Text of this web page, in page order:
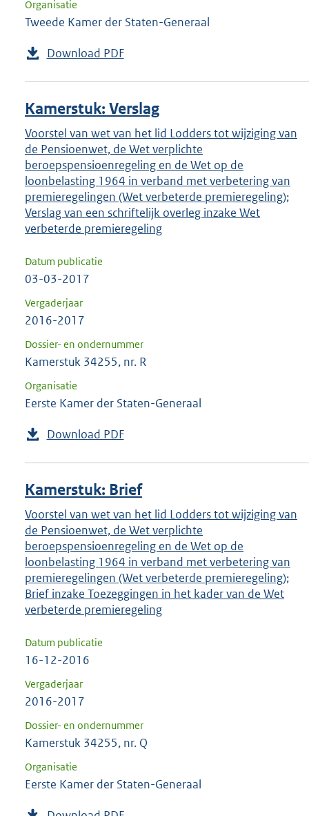
Organisatie
Tweede Kamer der Staten-Generaal
Download PDF
Kamerstuk: Verslag
Voorstel van wet van het lid Lodders tot wijziging van
de Pensioenwet, de Wet verplichte
beroepspensioenregeling en de Wet op de
loonbelasting 1964 in verband met verbetering van
premieregelingen (Wet verbeterde premieregeling);
Verslag van een schriftelijk overleg inzake Wet
verbeterde premieregeling
Datum publicatie
03-03-2017
Vergaderjaar
2016-2017
Dossier- en ondernummer
Kamerstuk 34255, nr. R
Organisatie
Eerste Kamer der Staten-Generaal
Download PDF
Kamerstuk: Brief
Voorstel van wet van het lid Lodders tot wijziging van
de Pensioenwet, de Wet verplichte
beroepspensioenregeling en de Wet op de
loonbelasting 1964 in verband met verbetering van
premieregelingen (Wet verbeterde premieregeling);
Brief inzake Toezeggingen in het kader van de Wet
verbeterde premieregeling
Datum publicatie
16-12-2016
Vergaderjaar
2016-2017
Dossier- en ondernummer
Kamerstuk 34255, nr. Q
Organisatie
Eerste Kamer der Staten-Generaal